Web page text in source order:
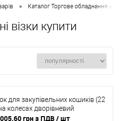
• Каталог Торгове обладнання
візки купити
для закупівельних кошиків (22
колесах дворівневий
грн з ПДВ/ шт